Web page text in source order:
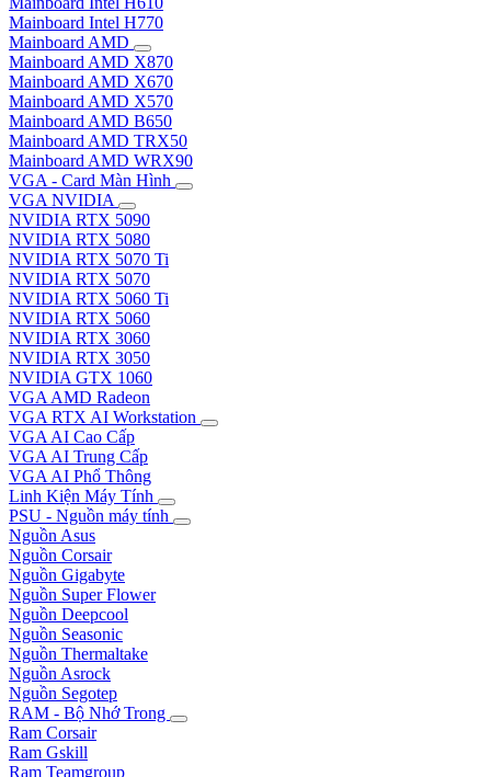
Mainboard Intel H770
Mainboard AMD
Mainboard AMD X870
Mainboard AMD X670
Mainboard AMD X570
Mainboard AMD B650
Mainboard AMD TRX50
Mainboard AMD WRX90
VGA - Card Màn Hình
VGA NVIDIA
NVIDIA RTX 5090
NVIDIA RTX 5080
NVIDIA RTX 5070 Ti
NVIDIA RTX 5070
NVIDIA RTX 5060 Ti
NVIDIA RTX 5060
NVIDIA RTX 3060
NVIDIA RTX 3050
NVIDIA GTX 1060
VGA AMD Radeon
VGA RTX AI Workstation
VGA AI Cao Cấp
VGA AI Trung Cấp
VGA AI Phổ Thông
Linh Kiện Máy Tính
PSU - Nguồn máy tính
Nguồn Asus
Nguồn Corsair
Nguồn Gigabyte
Nguồn Super Flower
Nguồn Deepcool
Nguồn Seasonic
Nguồn Thermaltake
Nguồn Asrock
Nguồn Segotep
RAM - Bộ Nhớ Trong
Ram Corsair
Ram Gskill
Ram Teamgroup